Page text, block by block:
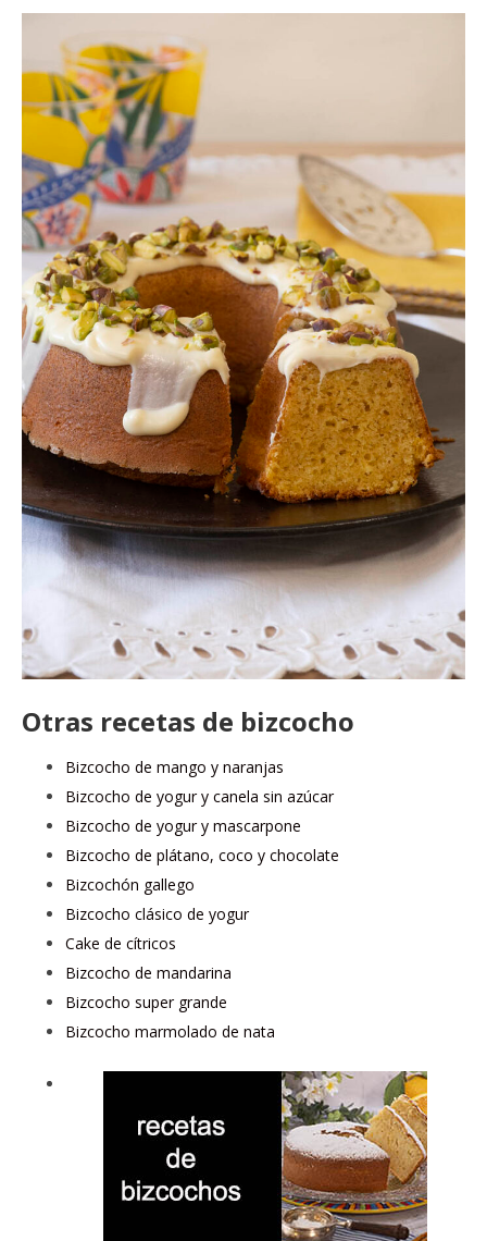
Otras recetas de bizcocho
Bizcocho de mango y naranjas
Bizcocho de yogur y canela sin azúcar
Bizcocho de yogur y mascarpone
Bizcocho de plátano, coco y chocolate
Bizcochón gallego
Bizcocho clásico de yogur
Cake de cítricos
Bizcocho de mandarina
Bizcocho super grande
Bizcocho marmolado de nata